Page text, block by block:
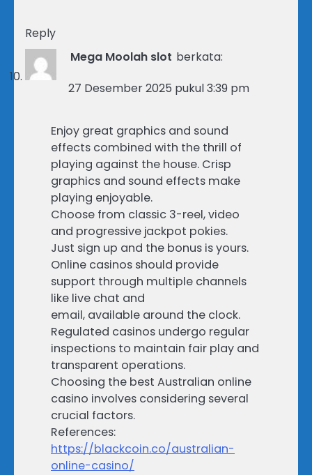
Reply
Mega Moolah slot berkata:
27 Desember 2025 pukul 3:39 pm
Enjoy great graphics and sound
effects combined with the thrill of
playing against the house. Crisp
graphics and sound effects make
playing enjoyable.
Choose from classic 3-reel, video
and progressive jackpot pokies.
Just sign up and the bonus is yours.
Online casinos should provide
support through multiple channels
like live chat and
email, available around the clock.
Regulated casinos undergo regular
inspections to maintain fair play and
transparent operations.
Choosing the best Australian online
casino involves considering several
crucial factors.
References:
https://blackcoin.co/australian-
online-casino/